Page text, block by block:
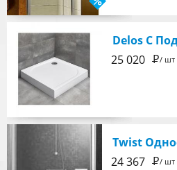
25 020 Р/ шт
24 367 Р/ шт